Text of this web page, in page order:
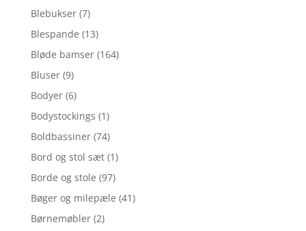
Blebukser (7)
Blespande (13)
Bløde bamser (164)
Bluser (9)
Bodyer (6)
Bodystockings (1)
Boldbassiner (74)
Bord og stol sæt (1)
Borde og stole (97)
Bøger og milepæle (41)
Børnemøbler (2)